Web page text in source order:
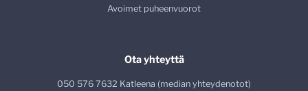
Avoimet puheenvuorot
Ota yhteyttä
050 576 7632 Katleena (median yhteydenotot)